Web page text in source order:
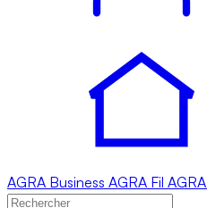
AGRA Business AGRA Fil AGRA